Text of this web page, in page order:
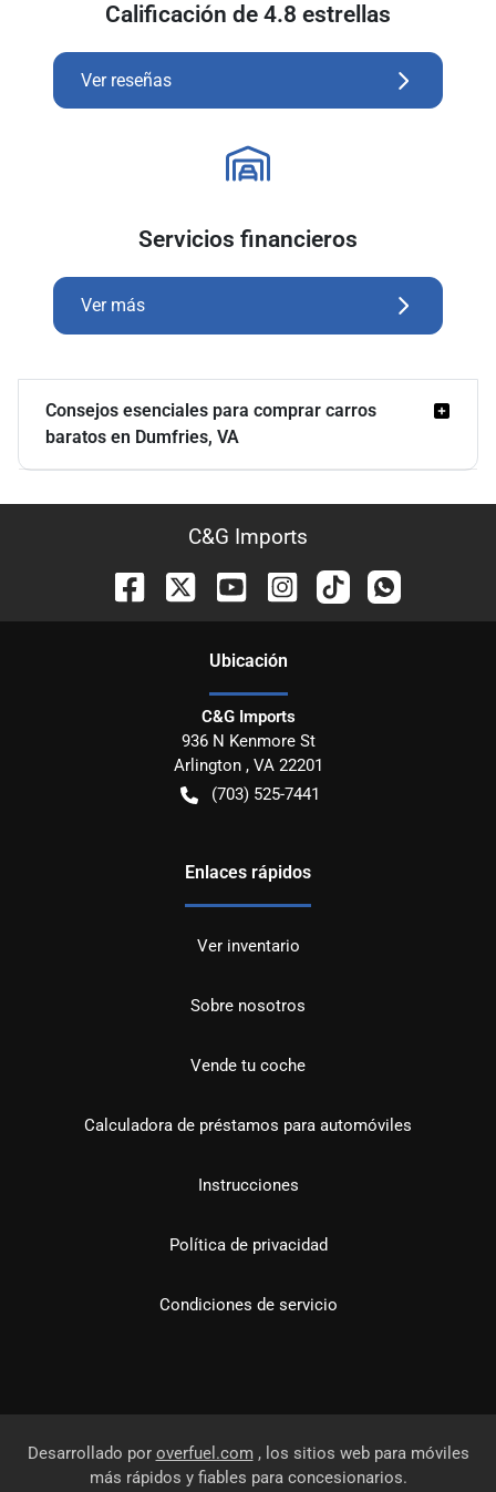
Calificación de 4.8 estrellas
Ver reseñas
Servicios financieros
Ver más
Consejos esenciales para comprar carros
baratos en Dumfries, VA
C&G Imports
Ubicación
C&G Imports
936 N Kenmore St
Arlington, VA 22201
(703) 525-7441
Enlaces rápidos
Ver inventario
Sobre nosotros
Vende tu coche
Calculadora de préstamos para automóviles
Instrucciones
Política de privacidad
Condiciones de servicio
Desarrollado por overfuel.com , los sitios web para móviles
más rápidos y fiables para concesionarios.